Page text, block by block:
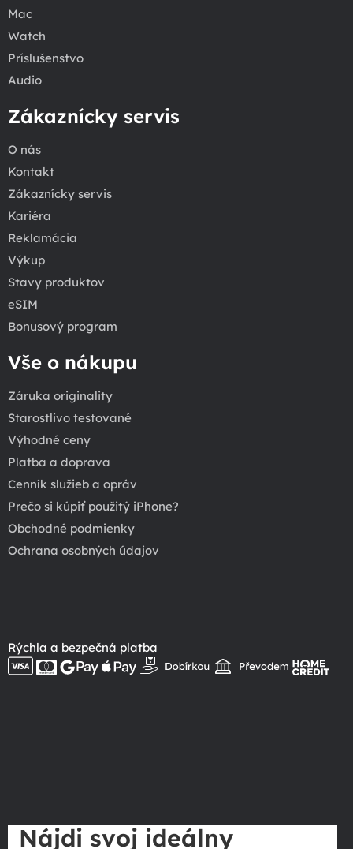
Mac
Watch
Príslušenstvo
Audio
Zákaznícky servis
O nás
Kontakt
Zákaznícky servis
Kariéra
Reklamácia
Výkup
Stavy produktov
eSIM
Bonusový program
Vše o nákupu
Záruka originality
Starostlivo testované
Výhodné ceny
Platba a doprava
Cenník služieb a opráv
Prečo si kúpiť použitý iPhone?
Obchodné podmienky
Ochrana osobných údajov
Rýchla a bezpečná platba
Nájdi svoj ideálny